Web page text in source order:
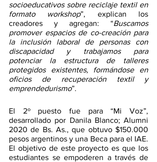
socioeducativos sobre reciclaje textil en
formato workshop”, explican los
creadores y agregan: “Buscamos
promover espacios de co-creación para
la inclusión laboral de personas con
discapacidad y trabajamos para
potenciar la estructura de talleres
protegidos existentes, formándose en
oficios de recuperación textil y
emprendedurismo”.
El 2º puesto fue para “Mi Voz”,
desarrollado por Danila Blanco; Alumni
2020 de Bs. As., que obtuvo $150.000
pesos argentinos y una Beca para el IAE.
El objetivo de este proyecto es que los
estudiantes se empoderen a través de